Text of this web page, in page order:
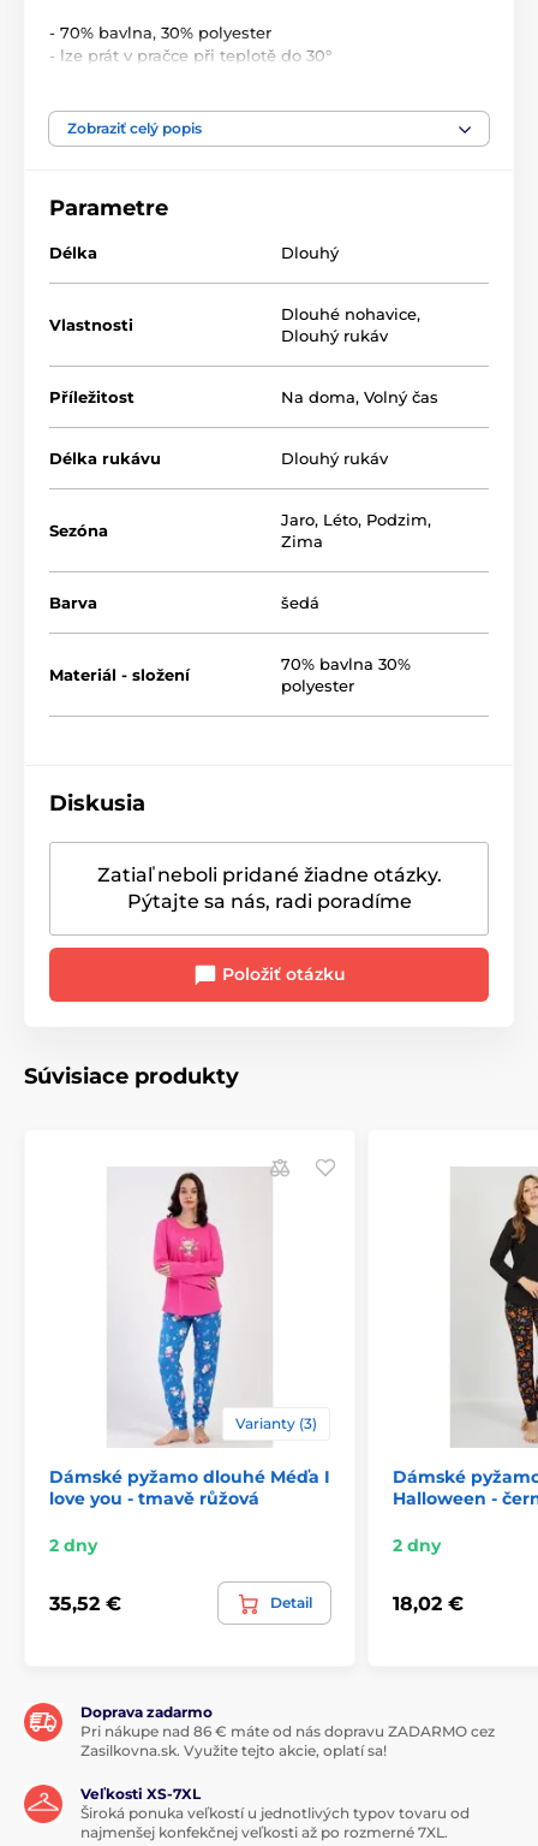
- 70% bavlna, 30% polyester
- lze prát v pračce při teplotě do 30°
- nepoužívat bělící prostředky
- nečistit chemicky
Dámské
pyžamo
M L
90 94 96 98
Délka trika 63 64 65 66
Délka kalhot 101 102
Zobraziť celý popis
Parametre
Délka Dlouhý
Vlastnosti
Dlouhé nohavice,
Dlouhý rukáv
Příležitost Na doma, Volný čas
Délka rukávu Dlouhý rukáv
Sezóna
Jaro, Léto, Podzim,
Zima
Barva šedá
Materiál - složení
70% bavlna 30%
polyester
Diskusia
Zatiaľ neboli pridané žiadne otázky.
Pýtajte sa nás, radi poradíme
Položiť otázku
Súvisiace produkty
Varianty (3)
Dámské pyžamo dlouhé Méďa I
love you - tmavě růžová
2 dny
35,52 € Detail
Dámské
Halloween -
2 dny
18,02 €
Doprava zadarmo
Pri nákupe nad 86 € máte od nás dopravu ZADARMO cez
Zasilkovna.sk. Využite tejto akcie, oplatí sa!
Veľkosti XS-7XL
Široká ponuka veľkostí u jednotlivých typov tovaru od
najmenšej konfekčnej veľkosti až po rozmerné 7XL.